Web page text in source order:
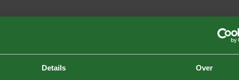
Details Over
en lopen volgens planning. Het woonrijp maken van
Ook wordt in de zomervakantie van 2025 de